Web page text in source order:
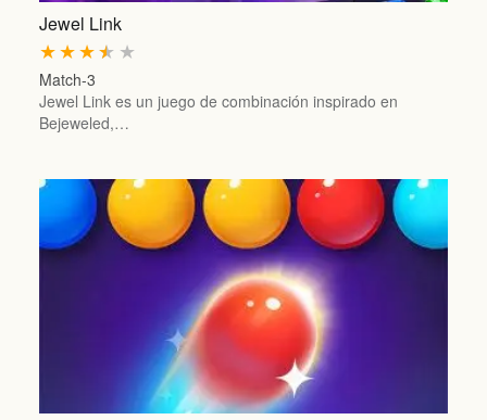
Jewel Link
★
★
★
★
★
Match-3
Jewel Link es un juego de combinación inspirado en
Bejeweled,…